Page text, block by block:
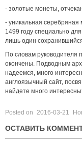
- золотые монеты,
- уникальная серебряная
1499 году специально
лишь один
По словам руководителя
окончены. Подводным
надеемся, много
англоязычный сайт,
найдете много
Posted on 2016-03-21
ОСТАВИТЬ